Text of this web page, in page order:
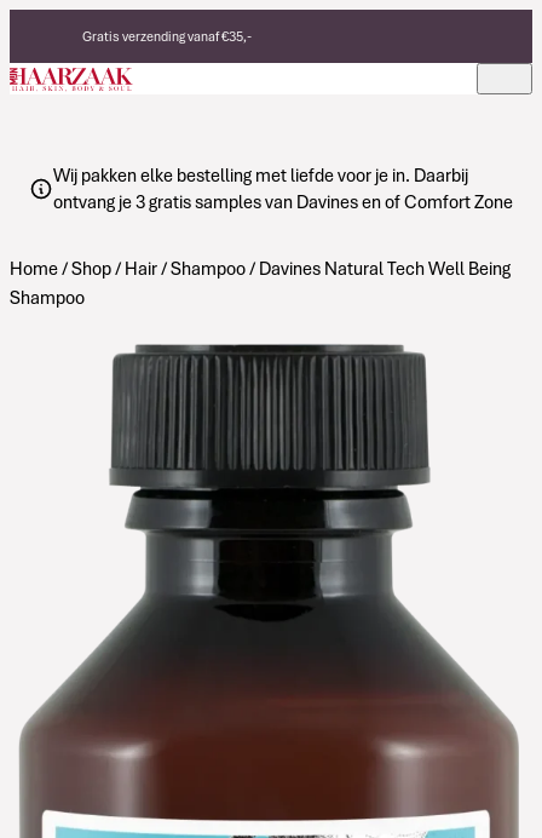
Gratis verzending vanaf €35,-
Eerlijke, duurzame producten
Made in Italy
Wij pakken elke bestelling met liefde voor je in. Daarbij
ontvang je 3 gratis samples van Davines en of Comfort Zone
Home/Shop/ Hair/Shampoo/ Davines Natural Tech Well Being
Shampoo